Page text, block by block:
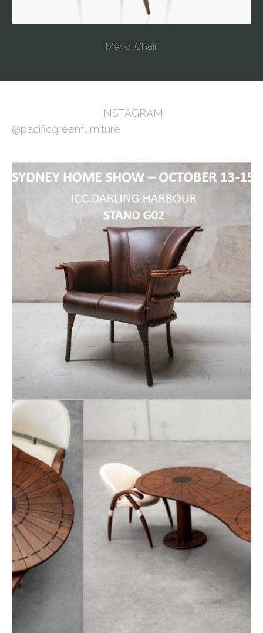
Mendi Chair
INSTAGRAM
@pacificgreenfurniture